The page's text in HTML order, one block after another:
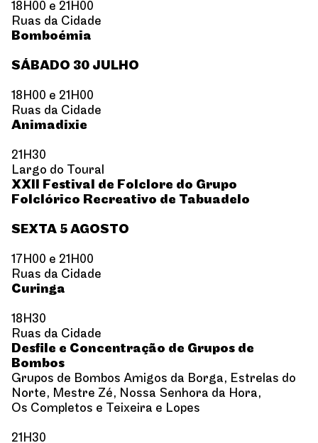
18H00 e 21H00
Ruas da Cidade
Bomboémia
SÁBADO 30 JULHO
18H00 e 21H00
Ruas da Cidade
Animadixie
21H30
Largo do Toural
XXII Festival de Folclore do Grupo
Folclórico Recreativo de Tabuadelo
SEXTA 5 AGOSTO
17H00 e 21H00
Ruas da Cidade
Curinga
18H30
Ruas da Cidade
Desfile e Concentração de Grupos de
Bombos
Grupos de Bombos Amigos da Borga, Estrelas do
Norte, Mestre Zé, Nossa Senhora da Hora,
Os Completos e Teixeira e Lopes
21H30